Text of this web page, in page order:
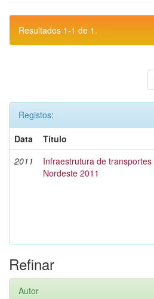
Resultados 1-1 de 1.
Registos:
Data
Título
2011
Infraestrutura de transportes
Nordeste 2011
Refinar
Autor